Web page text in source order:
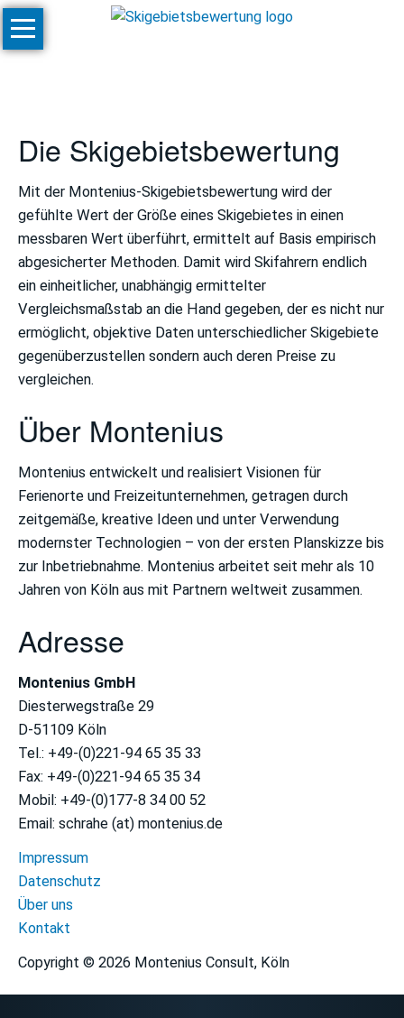
Navigation
überspringen
Start
Komfortabelste
Skigebiete
Schneesicherste
Skigebiete
Skigebiete
Preiswerteste
Skigebiete
Methodik
Skigebietskomfort
Liftkomfort
Skigebietskomfort
Schneesicherheit
Skigebiets-
Mitbewerten
B2B
Benchmarking
Bericht
SkiMAGAZIN
Der
Die Skigebietsbewertung
Mit der Montenius-Skigebietsbewertung wird der
gefühlte Wert der Größe eines Skigebietes in einen
messbaren Wert überführt, ermittelt auf Basis empirisch
abgesicherter Methoden. Damit wird Skifahrern endlich
ein einheitlicher, unabhängig ermittelter
Vergleichsmaßstab an die Hand gegeben, der es nicht nur
ermöglicht, objektive Daten unterschiedlicher Skigebiete
gegenüberzustellen sondern auch deren Preise zu
vergleichen.
Über Montenius
Montenius entwickelt und realisiert Visionen für
Ferienorte und Freizeitunternehmen, getragen durch
zeitgemäße, kreative Ideen und unter Verwendung
modernster Technologien – von der ersten Planskizze bis
zur Inbetriebnahme. Montenius arbeitet seit mehr als 10
Jahren von Köln aus mit Partnern weltweit zusammen.
Adresse
Montenius GmbH
Diesterwegstraße 29
D-51109 Köln
Tel.: +49-(0)221-94 65 35 33
Fax: +49-(0)221-94 65 35 34
Mobil: +49-(0)177-8 34 00 52
Email: schrahe (at) montenius.de
Navigation
überspringen
Impressum
Datenschutz
Über uns
Kontakt
Copyright © 2026 Montenius Consult, Köln